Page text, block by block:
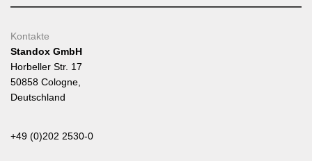
Kontakte
Standox GmbH
Horbeller Str. 17
50858 Cologne,
Deutschland
+49 (0)202 2530-0